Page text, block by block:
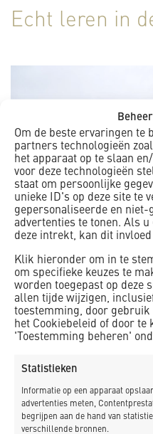
Om de beste ervaringen te
partners technologieën
het apparaat op te slaan
voor deze technologieën
staat om persoonlijke
unieke ID's op deze site te
gepersonaliseerde en niet-
advertenties te tonen. Als
deze intrekt, kan dit
Klik hieronder om in te
om specifieke keuzes te
worden toegepast op deze
allen tijde wijzigen,
toestemming, door gebruik
het Cookiebeleid of door te
'Toestemming beheren'
Statistieken
Informatie op een apparaat
advertenties meten,
begrijpen aan de hand van
verschillende bronnen.
Echt leren in
“Bij K_Dekker krijg ik de
ontwikkelen door het volgen
leerzaam traject waarbij ik
is toch tof?!”